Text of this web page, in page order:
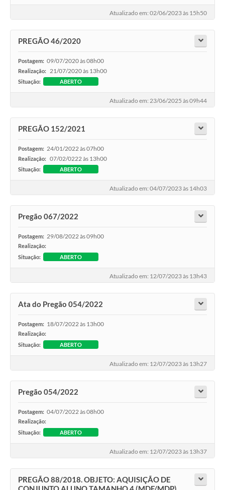
Atualizado em: 02/06/2023 às 15h50
PREGÃO 46/2020
Postagem: 09/07/2020 às 08h00
Realização: 21/07/2020 às 13h00
Situação: ABERTO
Atualizado em: 23/06/2025 às 09h44
PREGÃO 152/2021
Postagem: 24/01/2022 às 07h00
Realização: 07/02/0222 às 13h00
Situação: ABERTO
Atualizado em: 04/07/2023 às 14h03
Pregão 067/2022
Postagem: 29/08/2022 às 09h00
Realização:
Situação:
ABERTO
Atualizado em: 12/07/2023 às 13h43
Ata do Pregão 054/2022
Postagem: 18/07/2022 às 13h00
Realização:
Situação:
ABERTO
Atualizado em: 12/07/2023 às 13h27
Pregão 054/2022
Postagem: 04/07/2022 às 08h00
Realização:
Situação:
ABERTO
Atualizado em: 12/07/2023 às 13h37
PREGÃO 88/2018. OBJETO: AQUISIÇÃO DE